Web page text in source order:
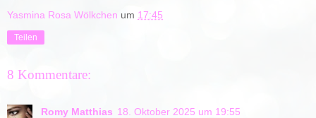
Yasmina Rosa Wölkchen um 17:45
Teilen
8 Kommentare:
Romy Matthias 18. Oktober 2025 um 19:55